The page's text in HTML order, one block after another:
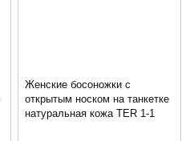
Женские босоножки с
открытым носком на танкетке
натуральная кожа TER 1-1